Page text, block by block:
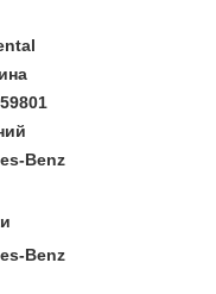
Benz
Benz